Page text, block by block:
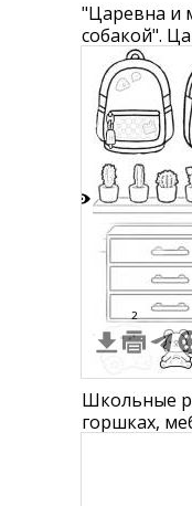
"Царевна и
собакой".
голове
монстром
плане
на стене,
рыбы.
2
Школьные
горшках,